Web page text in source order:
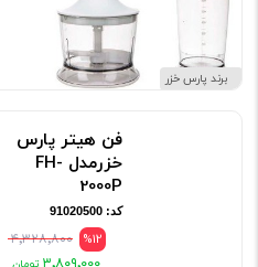
برند پارس خزر
فن هیتر پارس
خزرمدل FH-
2000P
کد: 91020500
%12 ۴٬۳۲۸٬۸۰۰